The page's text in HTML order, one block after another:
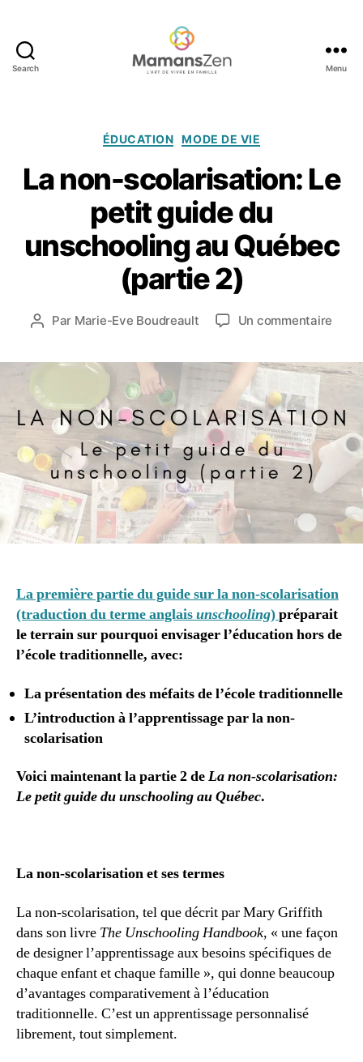
Search Menu
Catégories
ÉDUCATION MODE DE VIE
La non-scolarisation: Le
petit guide du
unschooling au Québec
(partie 2)
Auteur
Par Marie-Eve BoudreaultDate
1
7
o
c
t
o
b
r
2
0
3
Un commentaire
petit
guide
du
au
2)
La première partie du guide sur la non-scolarisation
(traduction du terme anglaisunschooling)préparait
le terrain sur pourquoi envisager l’éducation hors de
l’école traditionnelle, avec:
La présentation des méfaits de l’école traditionnelle
L’introduction à l’apprentissage par la non-
scolarisation
Voici maintenant la partie 2 deLa non-scolarisation:
Le petit guide du unschoolingau Québec.
La non-scolarisation et ses termes
La non-scolarisation, tel que décrit par Mary Griffith
dans son livre The Unschooling Handbook, « une façon
de designer l’apprentissage aux besoins spécifiques de
chaque enfant et chaque famille », qui donne beaucoup
d’avantages comparativement à l’éducation
traditionnelle. C’est un apprentissage personnalisé
librement, tout simplement.